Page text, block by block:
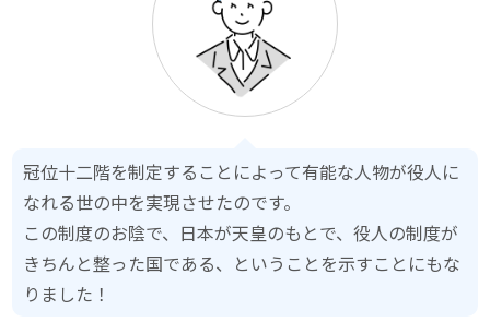
冠位十二階を制定することによって有能な人物が役人に
なれる世の中を実現させたのです。
この制度のお陰で、日本が天皇のもとで、役人の制度が
きちんと整った国である、ということを示すことにもな
りました！